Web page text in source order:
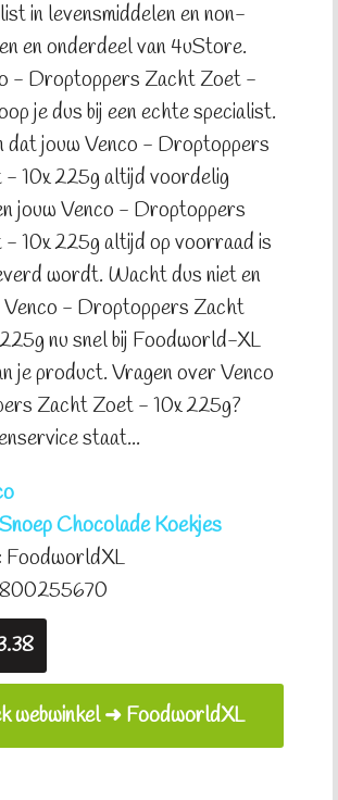
in levensmiddelen en non-
en onderdeel van 4uStore.
- Droptoppers Zacht Zoet -
je dus bij een echte specialist.
dat jouw Venco - Droptoppers
10x 225g altijd voordelig
jouw Venco - Droptoppers
10x 225g altijd op voorraad is
wordt. Wacht dus niet en
Venco - Droptoppers Zacht
nu snel bij Foodworld-XL
je product. Vragen over Venco
Zacht Zoet - 10x 225g?
staat...
Snoep Chocolade Koekjes
FoodworldXL
webwinkel ➜ FoodworldXL